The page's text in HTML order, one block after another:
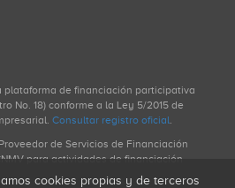
plataforma de financiación participativa
No. 18) conforme a la Ley 5/2015 de
Consultar registro oficial.
de Servicios de Financiación
para actividades de financiación
cookies propias y de terceros